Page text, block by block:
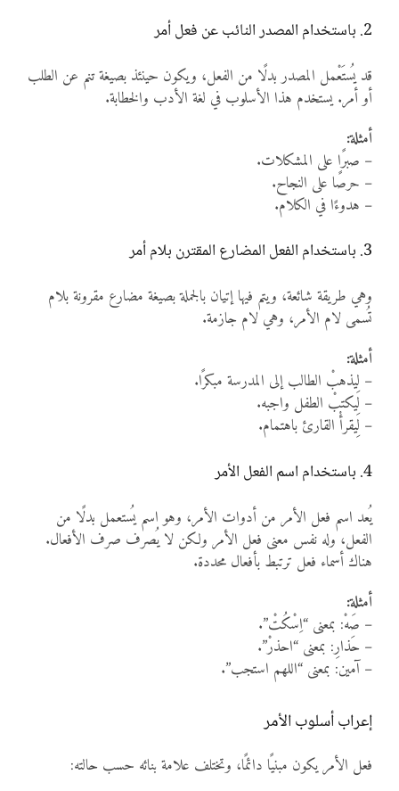
2. باستخدام المصدر النائب عن فعل أمر
قد يُستَعْمل المصدر بدلًا من الفعل، ويكون حينئذ بصيغة تنم عن الطلب
أو أمر. يستخدم هذا الأسلوب في لغة الأدب والخطابة.
أمثلة:
– صبرًا على المشكلات.
– حرصًا على النجاح.
– هدوءًا في الكلام.
3. باستخدام الفعل المضارع المقترن بلام أمر
وهي طريقة شائعة، ويتم فيها إتيان بالجملة بصيغة مضارع مقرونة بلام
تُسمى لام الأمر، وهي لام جازمة.
أمثلة:
– لِيذهبْ الطالب إلى المدرسة مبكرًا.
– لِيكتبْ الطفل واجبه.
– لِيقرأْ القارئ باهتمام.
4. باستخدام اسم الفعل الأمر
يُعد اسم فعل الأمر من أدوات الأمر، وهو اسم يُستعمل بدلًا من
الفعل، وله نفس معنى فعل الأمر ولكن لا يُصرف صرف الأفعال.
هناك أسماء فعل ترتبط بأفعال محددة.
أمثلة:
– صَهْ: بمعنى “اِسْكُتْ”.
– حَذارِ: بمعنى “احذرْ”.
– آمين: بمعنى “اللهم استجب”.
إعراب أسلوب الأمر
فعل الأمر يكون مبنيًا دائمًا، وتختلف علامة بنائه حسب حالته: